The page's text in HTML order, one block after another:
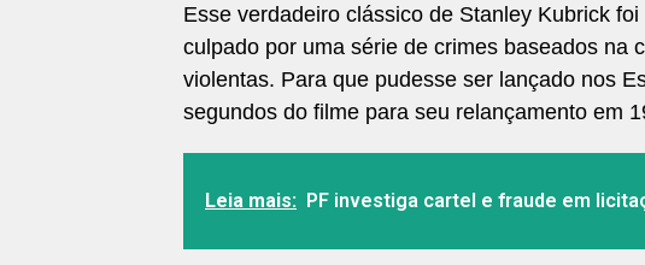
Esse verdadeiro clássico de Stanley Kubrick
culpado por uma série de crimes baseados na
violentas. Para que pudesse ser lançado nos
segundos do filme para seu relançamento em
Leia mais: PF investiga cartel e fraude em